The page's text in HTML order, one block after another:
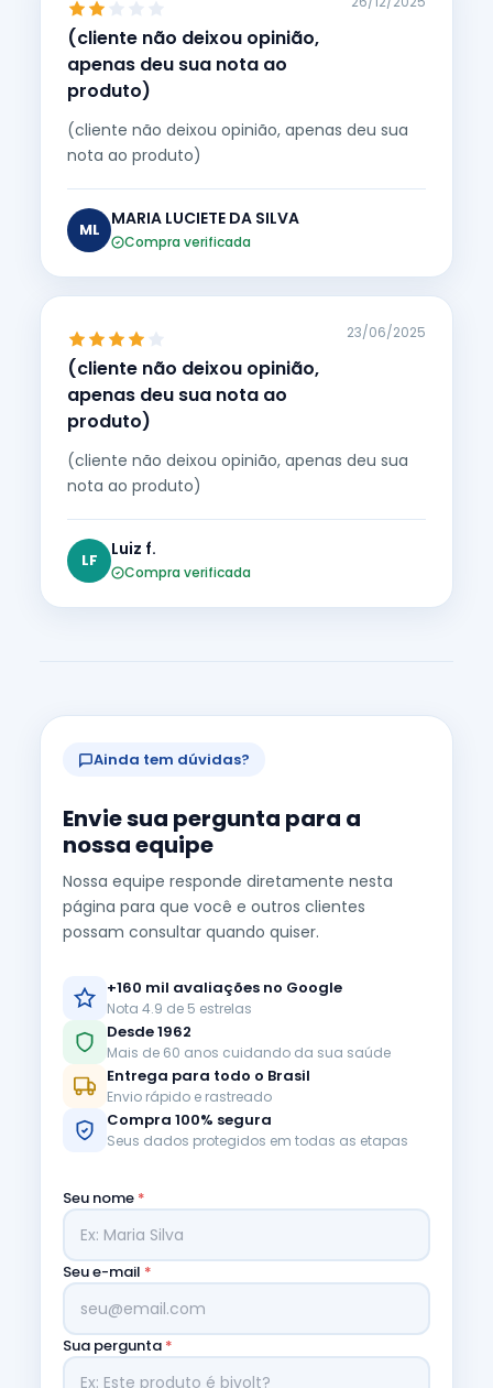
(cliente não deixou opinião,
apenas deu sua nota ao
produto)
(cliente não deixou opinião, apenas deu sua
nota ao produto)
ML
MARIA LUCIETE DA SILVA
Compra verificada
(cliente não deixou opinião,
apenas deu sua nota ao
produto)
23/06/2025
(cliente não deixou opinião, apenas deu sua
nota ao produto)
LF
Luiz f.
Compra verificada
Ainda tem dúvidas?
Envie sua pergunta para a
nossa equipe
Nossa equipe responde diretamente nesta
página para que você e outros clientes
possam consultar quando quiser.
+160 mil avaliações no Google
Nota 4.9 de 5 estrelas
Desde 1962
Mais de 60 anos cuidando da sua saúde
Entrega para todo o Brasil
Envio rápido e rastreado
Compra 100% segura
Seus dados protegidos em todas as etapas
Seu nome *
Seu e-mail *
Sua pergunta *